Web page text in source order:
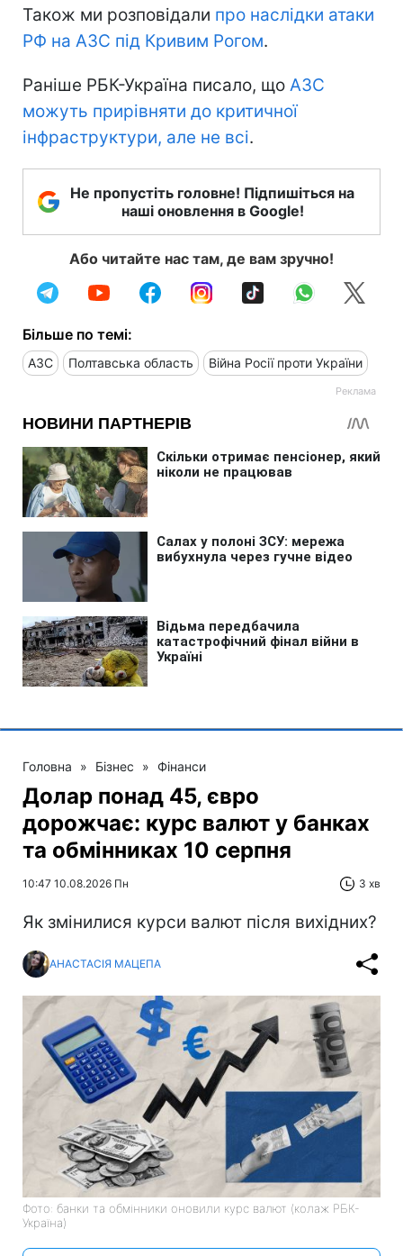
Також ми розповідали про наслідки атаки
РФ на АЗС під Кривим Рогом.
Раніше РБК-Україна писало, що АЗС
можуть прирівняти до критичної
інфраструктури, але не всі.
Не пропустіть головне! Підпишіться на
наші оновлення в Google!
Або читайте нас там, де вам зручно!
Більше по темі:
АЗС Полтавська область Війна Росії проти України
Головна » Бізнес » Фінанси
Долар понад 45, євро
дорожчає: курс валют у банках
та обмінниках 10 серпня
10:47 10.08.2026 Пн 3 хв
Як змінилися курси валют після вихідних?
АНАСТАСІЯ МАЦЕПА
Фото: банки та обмінники оновили курс валют (колаж РБК-
Україна)